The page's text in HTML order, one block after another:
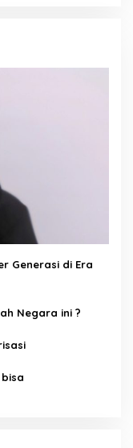
Generasi di Era
Negara ini ?